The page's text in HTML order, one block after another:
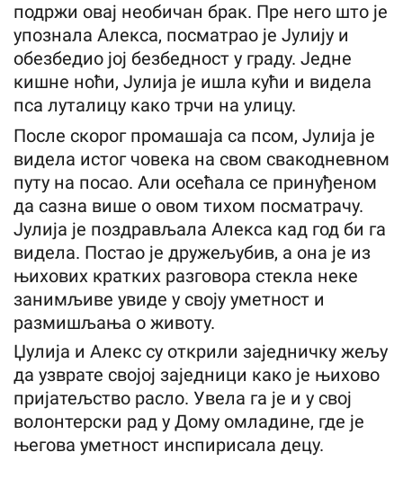
подржи овај необичан брак. Пре него што је
упознала Алекса, посматрао је Јулију и
обезбедио јој безбедност у граду. Једне
кишне ноћи, Јулија је ишла кући и видела
пса луталицу како трчи на улицу.
После скорог промашаја са псом, Јулија је
видела истог човека на свом свакодневном
путу на посао. Али осећала се принуђеном
да сазна више о овом тихом посматрачу.
Јулија је поздрављала Алекса кад год би га
видела. Постао је дружељубив, а она је из
њихових кратких разговора стекла неке
занимљиве увиде у своју уметност и
размишљања о животу.
Џулија и Алекс су открили заједничку жељу
да узврате својој заједници како је њихово
пријатељство расло. Увела га је и у свој
волонтерски рад у Дому омладине, где је
његова уметност инспирисала децу.